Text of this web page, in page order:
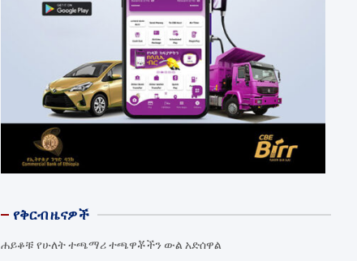
የቅርብ ዜናዎች
ሐይቆቹ የሁለት ተጫማሪ ተጫዋቾችን ውል አድሰዋል